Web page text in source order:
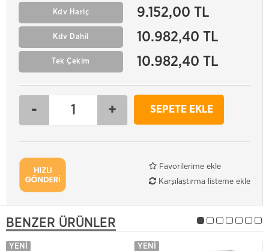
Kdv Hariç 9.152,00 TL
Kdv Dahil 10.982,40 TL
Tek Çekim 10.982,40 TL
- + SEPETE EKLE
Favorilerime ekle
Karşılaştırma listeme ekle
BENZER ÜRÜNLER
YENI YENI